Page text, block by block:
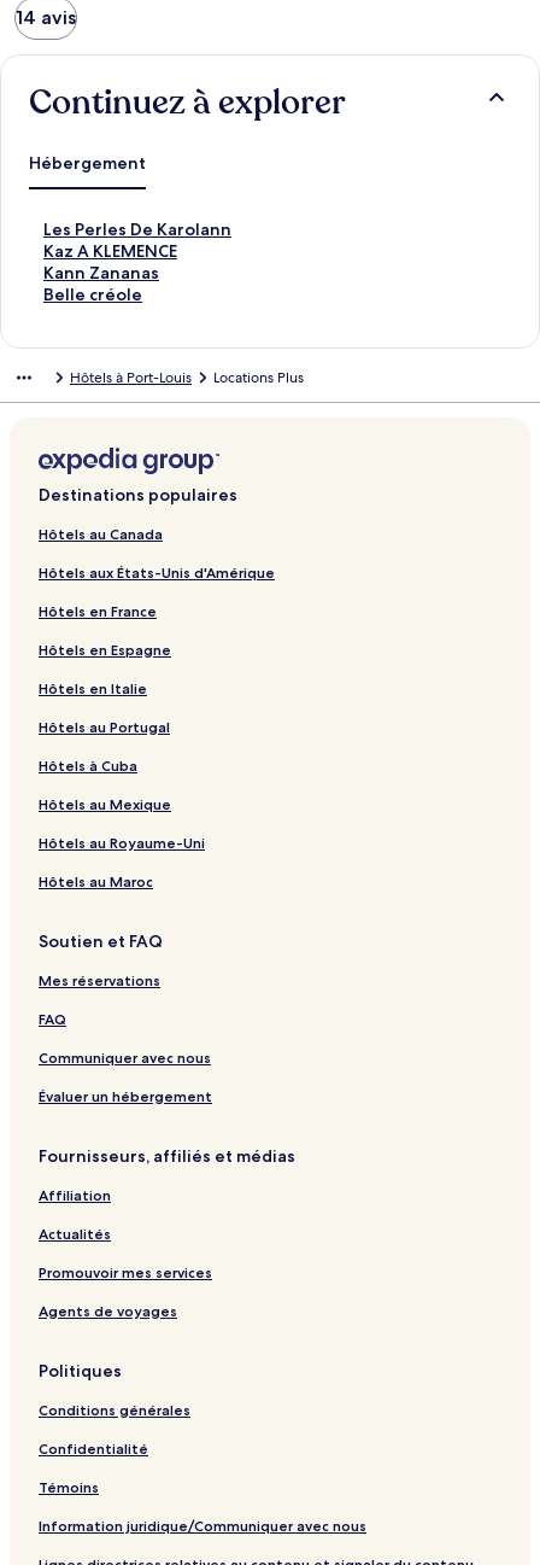
14 avis
Continuez à explorer
Hébergement
Les Perles De Karolann
L
e
s
P
s
K
a
o
a
n
:
l
e
o
v
r
a
n
a
a
g
e
Kaz A KLEMENCE
K
a
z
M
C
E
:
i
n
o
u
v
a
t
a
p
a
g
Kann Zananas
K
a
n
a
s
:
i
n
o
u
v
a
t
a
p
a
g
Belle créole
B
c
o
l
l
e
n
o
u
r
n
l
a
p
a
Hôtels à Port-Louis Locations Plus
Destinations populaires
Hôtels au Canada
Hôtels aux États-Unis d'Amérique
Hôtels en France
Hôtels en Espagne
Hôtels en Italie
Hôtels au Portugal
Hôtels à Cuba
Hôtels au Mexique
Hôtels au Royaume-Uni
Hôtels au Maroc
Soutien et FAQ
Mes réservations
FAQ
Communiquer avec nous
Évaluer un hébergement
Fournisseurs, affiliés et médias
Affiliation
Actualités
Promouvoir mes services
Agents de voyages
Politiques
Conditions générales
Confidentialité
Témoins
Information juridique/Communiquer avec nous